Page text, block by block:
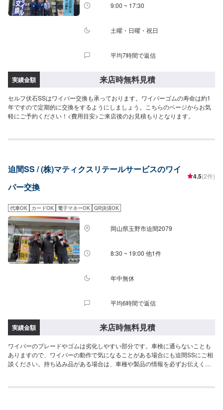
9:00 ~ 17:30
土曜・日曜・祝日
平均7時間で返信
実績金額 来店時無料見積
セルフ伏石SSはワイパー交換も承っております。ワイパーゴムの寿命は約1
年ですので定期的に交換をするようにしましょう。こちらのページからお気
軽にご予約ください！<費用目安>ご来店後のお見積もりとなります。
迫間SS / (株)マティクスリテールサービスのワイ
パー交換
4.5(2件)
代車OK カードOK 電子マネーOK QR決済OK
岡山県玉野市迫間2079
8:30 ~ 19:00 他1件
年中無休
平均6時間で返信
実績金額 来店時無料見積
ワイパーのブレードやゴムは劣化しやすい部分です。車検に通らないことも
ありますので、ワイパーの動作で気になることがある場合にも迫間SSにご相
談ください。持ち込み品がある場合は、車種や製品の情報を必ずお伝えくだ